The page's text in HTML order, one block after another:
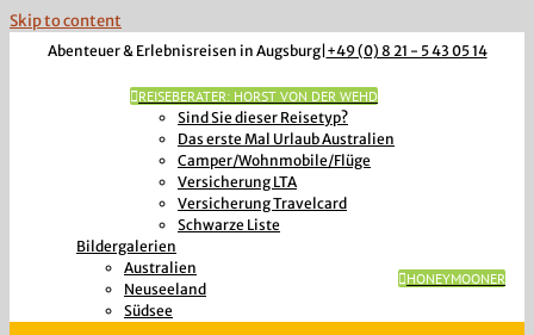
Skip to content
Abenteuer & Erlebnisreisen in Augsburg| +49 (0) 8 21 - 5 43 05 14
REISEBERATER: HORST VON DER WEHD
Sind Sie dieser Reisetyp?
Das erste Mal Urlaub Australien
Camper/Wohnmobile/Flüge
Versicherung LTA
Versicherung Travelcard
Schwarze Liste
Bildergalerien
Australien
Neuseeland
Südsee
HONEYMOONER